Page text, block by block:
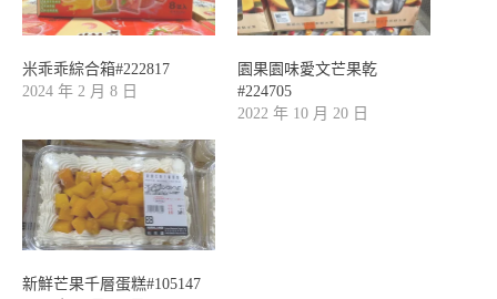
米乖乖綜合箱#222817
2024 年 2 月 8 日
園果園味愛文芒果乾
#224705
2022 年 10 月 20 日
新鮮芒果千層蛋糕#105147